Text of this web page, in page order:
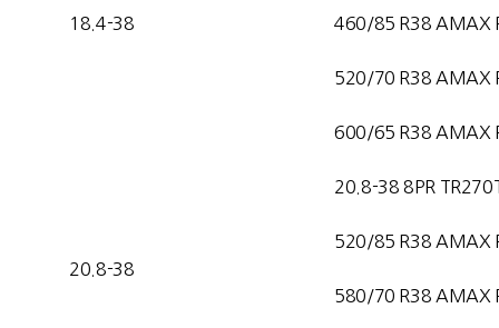
18.4-38 460/85 R38 AMAX
520/70 R38 AMAX
600/65 R38 AMAX
20.8-38
20.8-38 8PR
520/85 R38 AMAX
580/70 R38 AMAX